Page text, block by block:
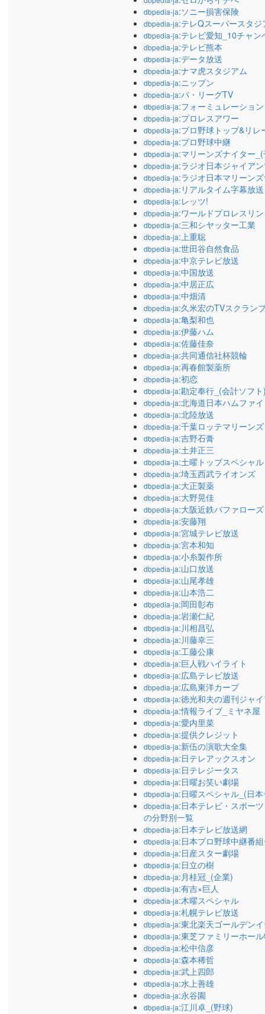
dbpedia-ja:ソニー損害保険
dbpedia-ja:テレQスーパースタジ
dbpedia-ja:テレビ愛知_10チャン
dbpedia-ja:テレビ熊本
dbpedia-ja:データ放送
dbpedia-ja:ナマ虎スタジアム
dbpedia-ja:ニップン
dbpedia-ja:パ・リーグTV
dbpedia-ja:フォーミュレーション
dbpedia-ja:プロレスアワー
dbpedia-ja:プロ野球トップ&リレ
dbpedia-ja:プロ野球中継
dbpedia-ja:マリーンズナイター
dbpedia-ja:ラジオ日本ジャイア
dbpedia-ja:ラジオ日本マリーン
dbpedia-ja:リアルタイム字幕放送
dbpedia-ja:レッツ!
dbpedia-ja:ワールドプロレスリ
dbpedia-ja:三和シヤッター工業
dbpedia-ja:上重聡
dbpedia-ja:世田谷自然食品
dbpedia-ja:中京テレビ放送
dbpedia-ja:中国放送
dbpedia-ja:中居正広
dbpedia-ja:中畑清
dbpedia-ja:久米宏のTVスクラン
dbpedia-ja:亀梨和也
dbpedia-ja:伊藤ハム
dbpedia-ja:佐藤佳奈
dbpedia-ja:共同通信社杯競輪
dbpedia-ja:再春館製薬所
dbpedia-ja:初恋
dbpedia-ja:勘定奉行_(会計ソフ
dbpedia-ja:北海道日本ハムファ
dbpedia-ja:北陸放送
dbpedia-ja:千葉ロッテマリーンズ
dbpedia-ja:吉野石膏
dbpedia-ja:土井正三
dbpedia-ja:土曜トップスペシャル
dbpedia-ja:埼玉西武ライオンズ
dbpedia-ja:大正製薬
dbpedia-ja:大野晃佳
dbpedia-ja:大阪近鉄バファローズ
dbpedia-ja:安藤翔
dbpedia-ja:宮城テレビ放送
dbpedia-ja:宮本和知
dbpedia-ja:小糸製作所
dbpedia-ja:山口放送
dbpedia-ja:山尾孝雄
dbpedia-ja:山本浩二
dbpedia-ja:岡田彰布
dbpedia-ja:岩瀬仁紀
dbpedia-ja:川相昌弘
dbpedia-ja:川藤幸三
dbpedia-ja:工藤公康
dbpedia-ja:巨人戦ハイライト
dbpedia-ja:広島テレビ放送
dbpedia-ja:広島東洋カープ
dbpedia-ja:徳光和夫の週刊ジャ
dbpedia-ja:情報ライブ_ミヤネ屋
dbpedia-ja:愛内里菜
dbpedia-ja:提供クレジット
dbpedia-ja:新伍の演歌大全集
dbpedia-ja:日テレアックスオン
dbpedia-ja:日テレジータス
dbpedia-ja:日曜お笑い劇場
dbpedia-ja:日曜スペシャル_(日
dbpedia-ja:日本テレビ・スポー
の分野別一覧
dbpedia-ja:日本テレビ放送網
dbpedia-ja:日本プロ野球中継番
dbpedia-ja:日産スター劇場
dbpedia-ja:日立の樹
dbpedia-ja:月桂冠_(企業)
dbpedia-ja:有吉×巨人
dbpedia-ja:木曜スペシャル
dbpedia-ja:札幌テレビ放送
dbpedia-ja:東北楽天ゴールデン
dbpedia-ja:東芝ファミリーホー
dbpedia-ja:松中信彦
dbpedia-ja:森本稀哲
dbpedia-ja:武上四郎
dbpedia-ja:水上善雄
dbpedia-ja:永谷園
dbpedia-ja:江川卓_(野球)